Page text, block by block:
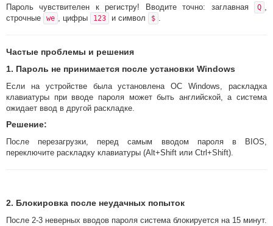
Пароль чувствителен к регистру! Вводите точно: заглавная Q ,
строчные
we , цифры 123 и символ $ .
Частые проблемы и решения
1. Пароль не принимается после установки Windows
Если на устройстве была установлена ОС Windows, раскладка
клавиатуры при вводе пароля может быть английской, а система
ожидает ввод в другой раскладке.
Решение:
После перезагрузки, перед самым вводом пароля в BIOS,
переключите раскладку клавиатуры (Alt+Shift или Ctrl+Shift).
2. Блокировка после неудачных попыток
После 2-3 неверных вводов пароля система блокируется на 15 минут.